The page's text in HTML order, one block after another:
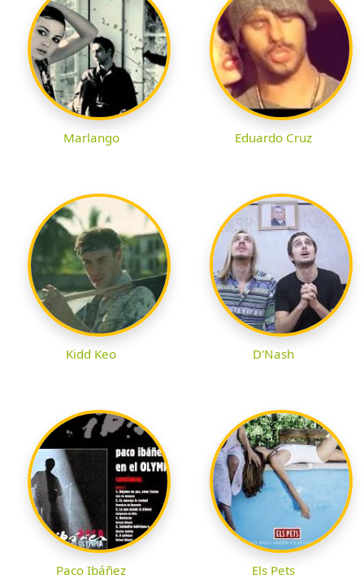
Marlango Eduardo Cruz
Kidd Keo D'Nash
Paco Ibáñez Els Pets